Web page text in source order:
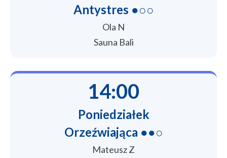
Antystres ●○○
Ola N
Sauna Bali
14:00
Poniedziałek
Orzeźwiająca ●●○
Mateusz Z